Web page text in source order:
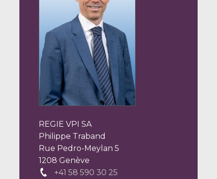
REGIE VPI SA
Philippe Traband
Rue Pedro-Meylan 5
1208 Genève
+41 58 590 30 25